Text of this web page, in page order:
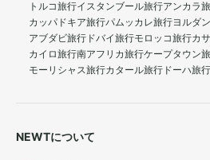
トルコ旅行イスタンブール旅行アンカラ
カッパドキア旅行パムッカレ旅行ヨルダ
アブダビ旅行 ドバイ旅行モロッコ旅行カ
カイロ旅行南アフリカ旅行ケープタウン
モーリシャス旅行カタール旅行 ドーハ旅行
NEWTについて